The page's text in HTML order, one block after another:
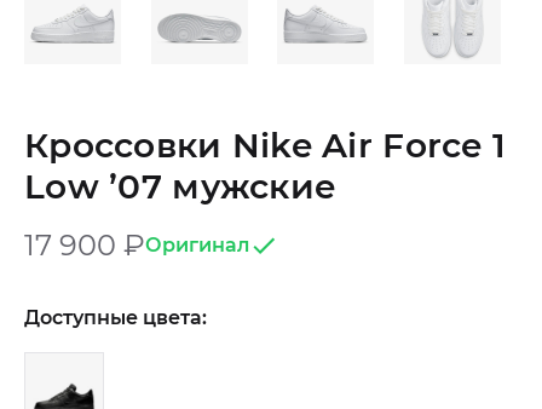
Кроссовки Nike Air Force 1
Low ’07 мужские
17 900 ₽Оригинал
Доступные цвета: